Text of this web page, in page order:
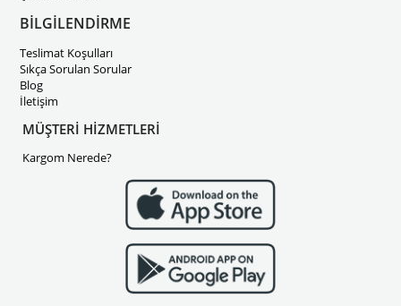
BİLGİLENDİRME
Teslimat Koşulları
Sıkça Sorulan Sorular
Blog
İletişim
MÜŞTERİ HİZMETLERİ
Kargom Nerede?